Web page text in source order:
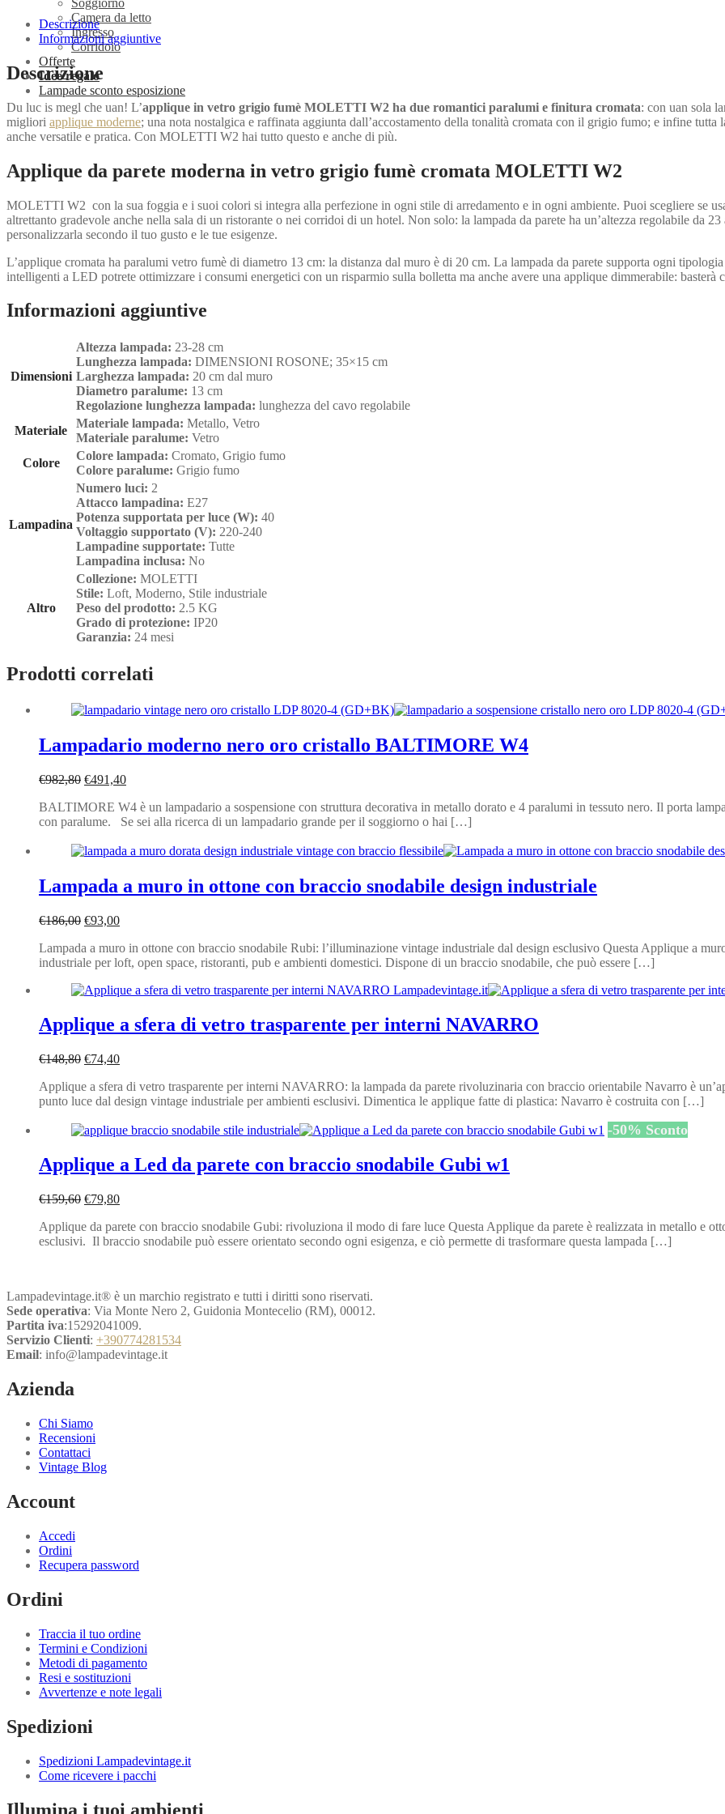
Soggiorno
Camera da letto
Ingresso
Corridoio
Offerte
Idee regalo
Lampade sconto esposizione
quantità
Descrizione
Informazioni aggiuntive
Descrizione
Du luc is megl che uan! L’applique in vetro grigio fumè MOLETTI W2 ha due romantici paralumi e finitura cromata: con uan sola
migliori applique moderne; una nota nostalgica e raffinata aggiunta dall’accostamento della tonalità cromata con il grigio fumo; e infine
anche versatile e pratica. Con MOLETTI W2 hai tutto questo e anche di più.
Applique da parete moderna in vetro grigio fumè cromata MOLETTI W2
MOLETTI W2 con la sua foggia e i suoi colori si integra alla perfezione in ogni stile di arredamento e in ogni ambiente. Puoi scegliere se
altrettanto gradevole anche nella sala di un ristorante o nei corridoi di un hotel. Non solo: la lampada da parete ha un’altezza regolabile da
personalizzarla secondo il tuo gusto e le tue esigenze.
L’applique cromata ha paralumi vetro fumè di diametro 13 cm: la distanza dal muro è di 20 cm. La lampada da parete supporta ogni
intelligenti a LED potrete ottimizzare i consumi energetici con un risparmio sulla bolletta ma anche avere una applique dimmerabile:
Informazioni aggiuntive
Dimensioni
Altezza lampada: 23-28 cm
Lunghezza lampada: DIMENSIONI ROSONE; 35×15 cm
Larghezza lampada: 20 cm dal muro
Diametro paralume: 13 cm
Regolazione lunghezza lampada: lunghezza del cavo regolabile
Materiale
Materiale lampada: Metallo, Vetro
Materiale paralume: Vetro
Colore
Colore lampada: Cromato, Grigio fumo
Colore paralume: Grigio fumo
Lampadina
Numero luci: 2
Attacco lampadina: E27
Potenza supportata per luce (W): 40
Voltaggio supportato (V): 220-240
Lampadine supportate: Tutte
Lampadina inclusa: No
Altro
Collezione: MOLETTI
Stile: Loft, Moderno, Stile industriale
Peso del prodotto: 2.5 KG
Grado di protezione: IP20
Garanzia: 24 mesi
Prodotti correlati
Lampadario moderno nero oro cristallo BALTIMORE W4
€982,80 Il
originale
era:
€491,40Il
attuale
è:
BALTIMORE W4 è un lampadario a sospensione con struttura decorativa in metallo dorato e 4 paralumi in tessuto nero. Il porta
con paralume. Se sei alla ricerca di un lampadario grande per il soggiorno o hai […]
Lampada a muro in ottone con braccio snodabile design industriale
€186,00 Il
originale
era:
€93,00Il
attuale
è:
Lampada a muro in ottone con braccio snodabile Rubi: l’illuminazione vintage industriale dal design esclusivo Questa Applique a
industriale per loft, open space, ristoranti, pub e ambienti domestici. Dispone di un braccio snodabile, che può essere […]
Applique a sfera di vetro trasparente per interni NAVARRO
€148,80 Il
originale
era:
€74,40Il
attuale
è:
Applique a sfera di vetro trasparente per interni NAVARRO: la lampada da parete rivoluzinaria con braccio orientabile Navarro è
punto luce dal design vintage industriale per ambienti esclusivi. Dimentica le applique fatte di plastica: Navarro è costruita con […]
-50% Sconto
Applique a Led da parete con braccio snodabile Gubi w1
€159,60 Il
originale
era:
€79,80Il
attuale
è:
Applique da parete con braccio snodabile Gubi: rivoluziona il modo di fare luce Questa Applique da parete è realizzata in metallo e
esclusivi. Il braccio snodabile può essere orientato secondo ogni esigenza, e ciò permette di trasformare questa lampada […]
Lampadevintage.it® è un marchio registrato e tutti i diritti sono riservati.
Sede operativa: Via Monte Nero 2, Guidonia Montecelio (RM), 00012.
Partita iva:15292041009.
Servizio Clienti: +390774281534
Email: info@lampadevintage.it
Azienda
Chi Siamo
Recensioni
Contattaci
Vintage Blog
Account
Accedi
Ordini
Recupera password
Ordini
Traccia il tuo ordine
Termini e Condizioni
Metodi di pagamento
Resi e sostituzioni
Avvertenze e note legali
Spedizioni
Spedizioni Lampadevintage.it
Come ricevere i pacchi
Illumina i tuoi ambienti